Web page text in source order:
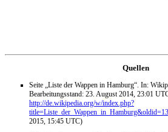
Quellen
Seite „Liste der Wappen in Hamburg“. In:
Bearbeitungsstand: 23. August 2014, 23:01
http://de.wikipedia.org/w/index.php?
2015, 15:45 UTC)